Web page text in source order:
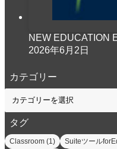
NEW EDUCATION
2026年6月2日
カテゴリー
テ
ゴ
リ
ー
タグ
Classroom (1) Suiteツール